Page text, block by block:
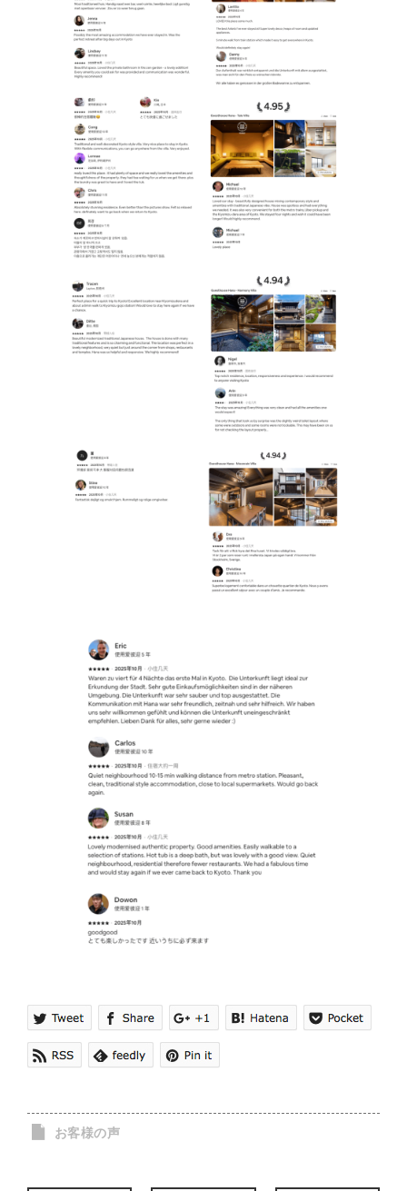
お客様の声